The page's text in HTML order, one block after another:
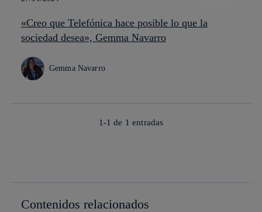
«Creo que Telefónica hace posible lo que la
sociedad desea», Gemma Navarro
Gemma Navarro
1-1 de 1 entradas
Contenidos relacionados